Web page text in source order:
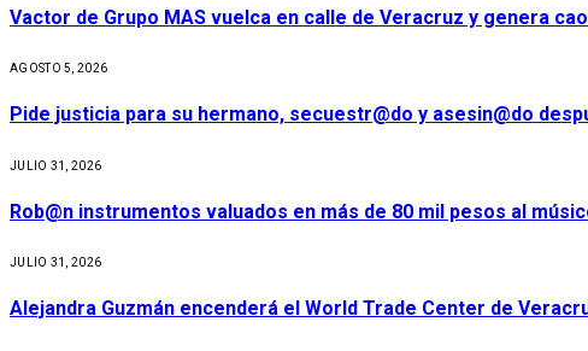
Vactor de Grupo MAS vuelca en calle de Veracruz y genera
AGOSTO 5, 2026
Pide justicia para su hermano, secuestr@do y asesin@do
JULIO 31, 2026
Rob@n instrumentos valuados en más de 80 mil pesos al
JULIO 31, 2026
Alejandra Guzmán encenderá el World Trade Center de